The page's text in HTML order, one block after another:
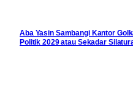
Aba Yasin Sambangi Kantor
Politik 2029 atau Sekadar